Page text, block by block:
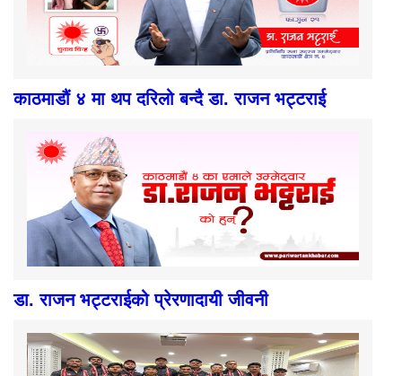
काठमाडौं ४ मा थप दरिलो बन्दै डा. राजन भट्टराई
डा. राजन भट्टराईको प्रेरणादायी जीवनी